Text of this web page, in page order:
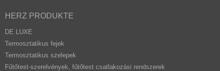
HERZ PRODUKTE
DE LUXE
Termosztatikus fejek
Termosztatikus szelepek
Fűtőtest-szerelvények, fűtőtest csatlakozási rendszerek